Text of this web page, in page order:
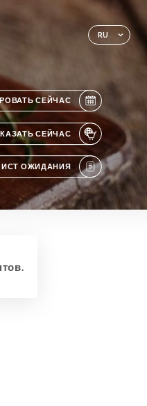
RU
СЕЙЧАС
СЕЙЧАС
ОЖИДАНИЯ